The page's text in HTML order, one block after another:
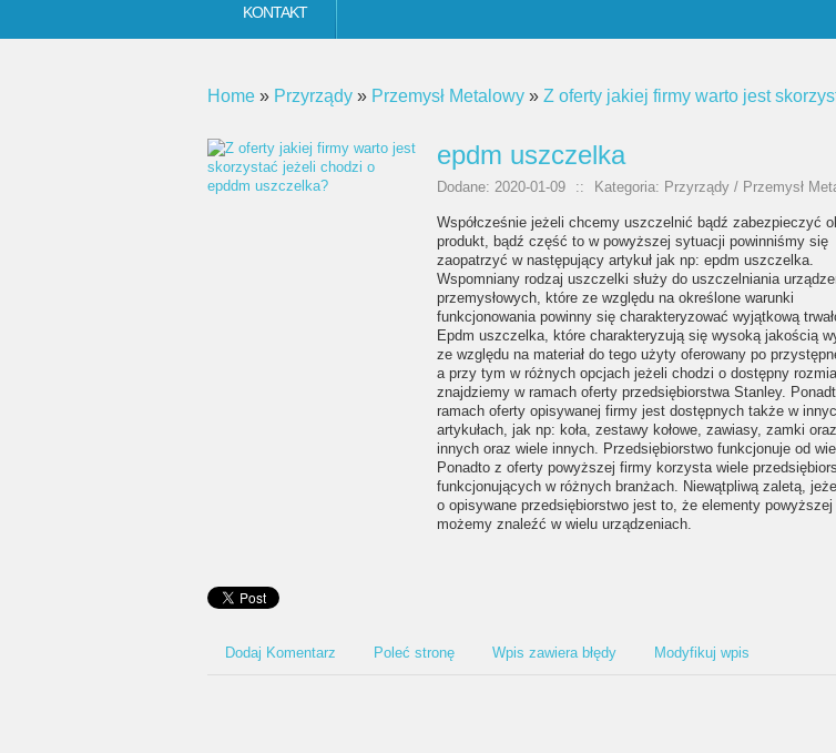
KONTAKT
Home » Przyrządy » Przemysł Metalowy » Z oferty jakiej firmy warto jest
epdm uszczelka
Dodane: 2020-01-09 :: Kategoria: Przyrządy / Przemysł
Współcześnie jeżeli chcemy uszczelnić bądź zabezpieczyć
produkt, bądź część to w powyższej sytuacji powinniśmy się
zaopatrzyć w następujący artykuł jak np: epdm uszczelka.
Wspomniany rodzaj uszczelki służy do uszczelniania
przemysłowych, które ze względu na określone warunki
funkcjonowania powinny się charakteryzować wyjątkową
Epdm uszczelka, które charakteryzują się wysoką jakością
ze względu na materiał do tego użyty oferowany po
a przy tym w różnych opcjach jeżeli chodzi o dostępny
znajdziemy w ramach oferty przedsiębiorstwa Stanley.
ramach oferty opisywanej firmy jest dostępnych także w
artykułach, jak np: koła, zestawy kołowe, zawiasy, zamki
innych oraz wiele innych. Przedsiębiorstwo funkcjonuje od
Ponadto z oferty powyższej firmy korzysta wiele
funkcjonujących w różnych branżach. Niewątpliwą zaletą,
o opisywane przedsiębiorstwo jest to, że elementy
możemy znaleźć w wielu urządzeniach.
Dodaj Komentarz Poleć stronę Wpis zawiera błędy Modyfikuj wpis